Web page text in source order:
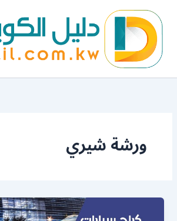
المحتوى
ورشة شيري